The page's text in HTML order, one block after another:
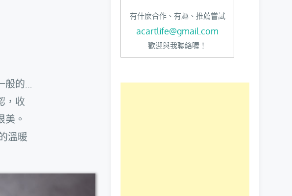
的…
，收
。
溫暖
有什麼合作、有趣、推薦嘗試
acartlife@gmail.com
歡迎與我聯絡喔！